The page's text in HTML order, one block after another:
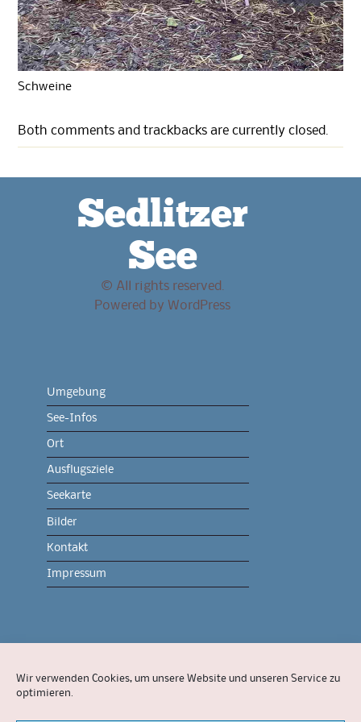
Wir verwenden Cookies, um unsere Website und unseren Service zu
optimieren.
Schweine
Both comments and trackbacks are currently closed.
Sedlitzer
See
© All rights reserved.
Powered by WordPress
Umgebung
See-Infos
Ort
Ausflugsziele
Seekarte
Bilder
Kontakt
Impressum
Feuerwerk
Dienstleistungen